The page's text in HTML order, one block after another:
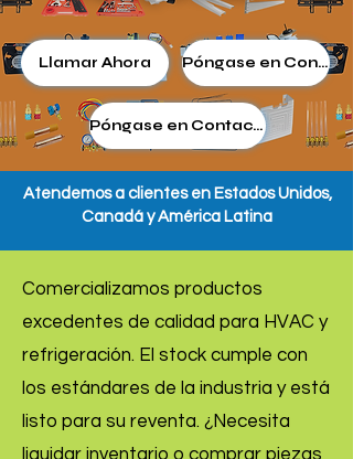
Llamar Ahora Póngase en Contacto
Póngase en Contacto
Atendemos a clientes en Estados Unidos,
Canadá y América Latina
Comercializamos productos
excedentes de calidad para HVAC y
refrigeración. El stock cumple con
los estándares de la industria y está
listo para su reventa. ¿Necesita
liquidar inventario o comprar piezas